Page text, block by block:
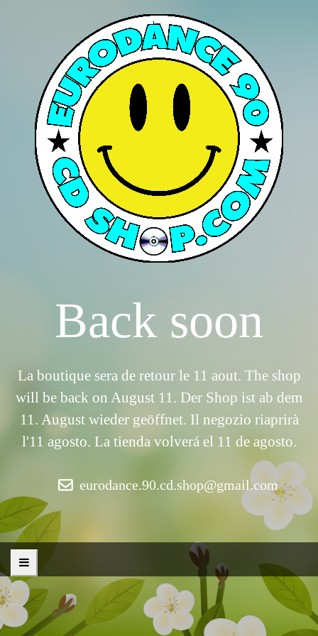
Back soon
La boutique sera de retour le 11 aout. The shop
will be back on August 11. Der Shop ist ab dem
11. August wieder geöffnet. Il negozio riaprirà
l'11 agosto. La tienda volverá el 11 de agosto.
eurodance.90.cd.shop@gmail.com